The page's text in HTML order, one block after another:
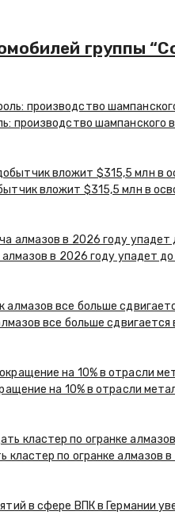
группы
производство шампанского
вложит $315,5 млн в
алмазов в 2026 году упадет
все больше
на 10% в отрасли
кластер по огранке алмазов